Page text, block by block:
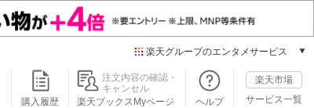
楽天グループのエンタメサービス
本/ゲーム/CD/DVD
楽天ブックス
購入履歴
注文内容の確認・
キャンセル
楽天ブックスMyページ
ヘルプ
楽天市場
サービス一覧